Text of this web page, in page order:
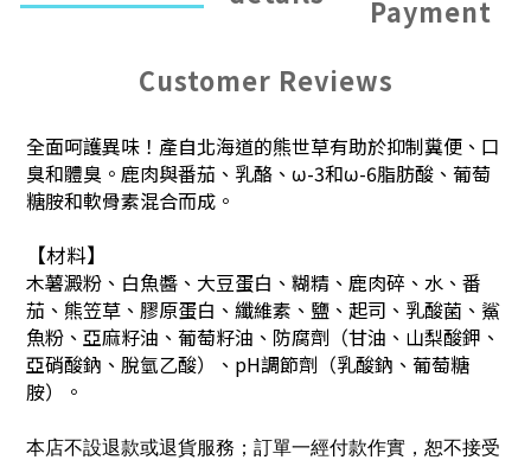
Payment
Customer Reviews
全面呵護異味！產自北海道的熊世草有助於抑制糞便、口
臭和體臭。鹿肉與番茄、乳酪、ω-3和ω-6脂肪酸、葡萄
糖胺和軟骨素混合而成。
【材料】
木薯澱粉、白魚醬、大豆蛋白、糊精、鹿肉碎、水、番
茄、熊笠草、膠原蛋白、纖維素、鹽、起司、乳酸菌、鯊
魚粉、亞麻籽油、葡萄籽油、防腐劑（甘油、山梨酸鉀、
亞硝酸鈉、脫氫乙酸）、pH調節劑（乳酸鈉、葡萄糖
胺）。
本店不設退款或退貨服務；訂單一經付款作實，恕不接受